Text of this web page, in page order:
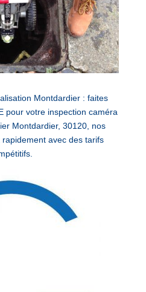
Montdardier : faites
pour votre inspection caméra
Montdardier, 30120, nos
avec des tarifs